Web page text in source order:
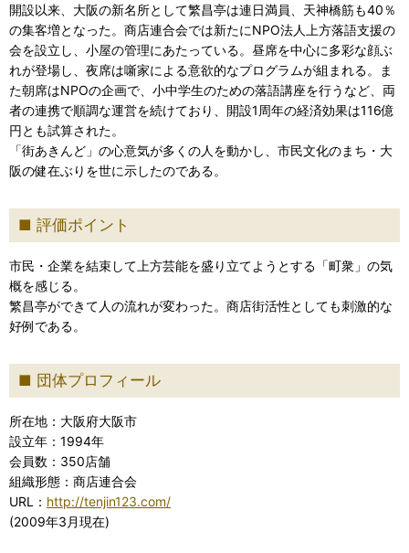
開設以来、大阪の新名所として繁昌亭は連日満員、天神橋筋も40％
の集客増となった。商店連合会では新たにNPO法人上方落語支援の
会を設立し、小屋の管理にあたっている。昼席を中心に多彩な顔ぶ
れが登場し、夜席は噺家による意欲的なプログラムが組まれる。ま
た朝席はNPOの企画で、小中学生のための落語講座を行うなど、両
者の連携で順調な運営を続けており、開設1周年の経済効果は116億
円とも試算された。
「街あきんど」の心意気が多くの人を動かし、市民文化のまち・大
阪の健在ぶりを世に示したのである。
評価ポイント
市民・企業を結束して上方芸能を盛り立てようとする「町衆」の気
概を感じる。
繁昌亭ができて人の流れが変わった。商店街活性としても刺激的な
好例である。
団体プロフィール
所在地：大阪府大阪市
設立年：1994年
会員数：350店舗
組織形態：商店連合会
URL： http://tenjin123.com/
(2009年3月現在)